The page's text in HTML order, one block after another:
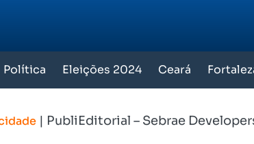
Política Eleições 2024 Ceará
| PubliEditorial – Sebrae